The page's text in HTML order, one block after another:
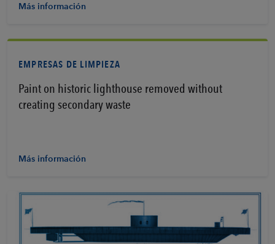
Más información
EMPRESAS DE LIMPIEZA
Paint on historic lighthouse removed without
creating secondary waste
Más información